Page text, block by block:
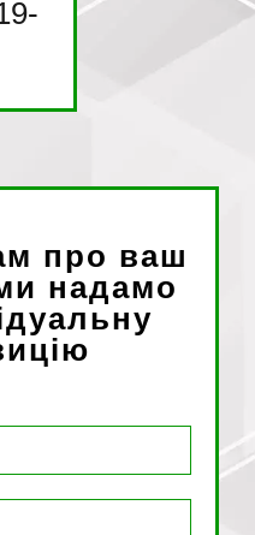
про ваш
надамо